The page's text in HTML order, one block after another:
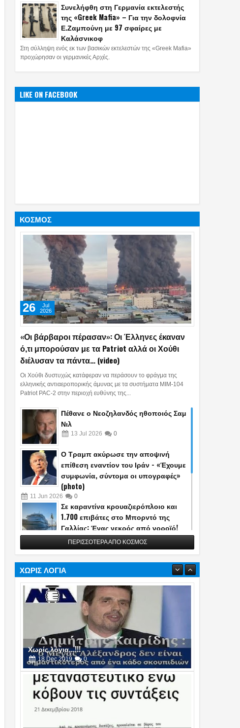
Συνελήφθη στη Γερμανία εκτελεστής
της «Greek Mafia» – Για την δολοφνία
Ε.Ζαμπούνη με 97 σφαίρες με
Καλάσνικοφ
Στη σύλληψη ενός εκ των βασικών εκτελεστών της «Greek Mafia»
προχώρησαν οι γερμανικές Αρχές.
LIKE ON FACEBOOK
ΚΟΣΜΟΣ
«Οι βάρβαροι πέρασαν»: Οι Έλληνες έκαναν
ό,τι μπορούσαν με τα Patriot αλλά οι Χούθι
διέλυσαν τα πάντα… (video)
26
Jul
2026
Οι Χούθι δυστυχώς κατάφεραν να περάσουν το φράγμα της
ελληνικής αντιαεροπορικής άμυνας με τα συστήματα MIM-104
Patriot PAC-2 στην περιοχή ευθύνης της...
Πέθανε ο Νεοζηλανδός ηθοποιός Σαμ
Νιλ
13 Jul 2026 0
Ο Τραμπ ακύρωσε την αποψινή
επίθεση εναντίον του Ιράν - «Έχουμε
συμφωνία, σύντομα οι υπογραφές»
(photo)
11 Jun 2026 0
Σε καραντίνα κρουαζιερόπλοιο και
1.700 επιβάτες στο Μπορντό της
Γαλλίας: Ένας νεκρός από νοροϊό!
13 May 2026 0
Η Τουρκία αποκάλυψε την κατασκευή
Yildirimhan ακτίνας δράσης 6.000 χλμ.!
(video)
06 May 2026
Πυρά στο δείπνο ανταποκριτών του
Λευκού Οίκου - Απομακρύνθηκε ο
Τραμπ
26Apr 2026 0
ΠΕΡΙΣΣΟΤΕΡΑ ΑΠΟ ΚΟΣΜΟΣ
ΧΩΡΙΣ ΛΟΓΙΑ
Χωρίς λόγια...!!!
16 Oct 2019 0